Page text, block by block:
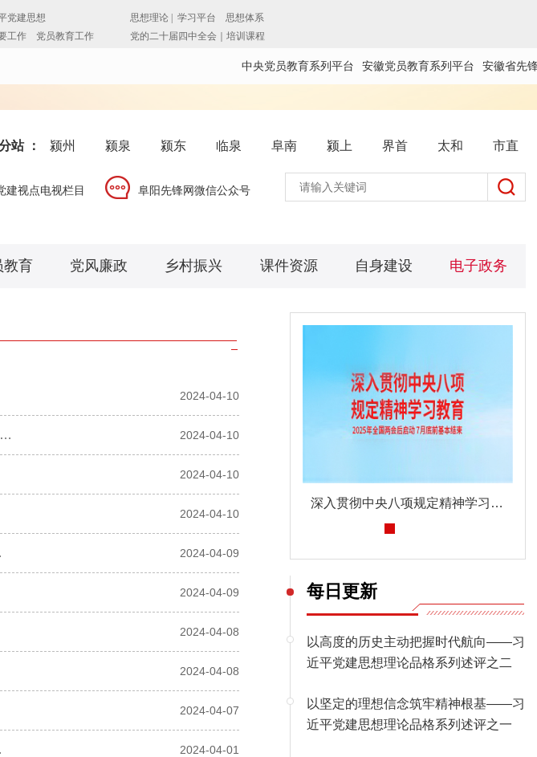
中央党员教育系列平台 安徽党员教育系列平台 安徽省先
站 ： 颍州 颍泉 颍东 临泉 阜南 颍上 界首 太和 市直
建视点电视栏目 阜阳先锋网微信公众号
教育 党风廉政 乡村振兴 课件资源 自身建设 电子政务
2024-04-10
韩俊：大力实施人才兴皖工程全方位培养引进选好用好人才 为全面建设现代化美好安徽提供强有力的人才支撑 2024-04-10
2024-04-10
2024-04-10
重点工作 2024-04-09
2024-04-09
2024-04-08
2024-04-08
2024-04-07
持会议 2024-04-01
深入贯彻中央八项规定精神学习教育
每日更新
以高度的历史主动把握时代航向——习
近平党建思想理论品格系列述评之二
以坚定的理想信念筑牢精神根基——习
近平党建思想理论品格系列述评之一